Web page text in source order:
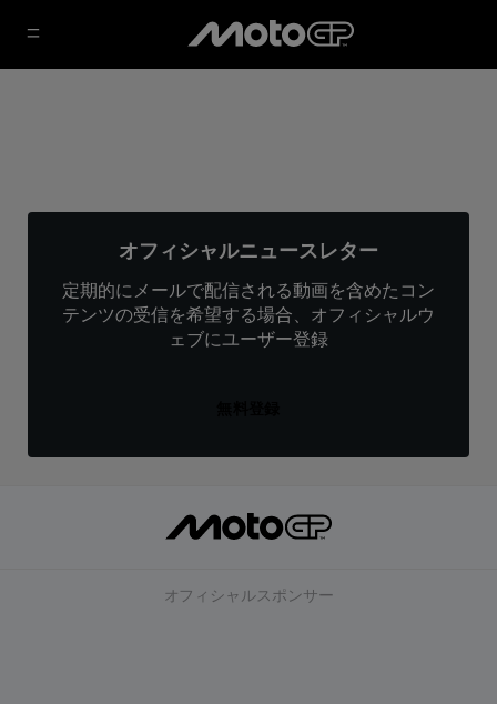
オフィシャルニュースレター
定期的にメールで配信される動画を含めたコン
テンツの受信を希望する場合、オフィシャルウ
ェブにユーザー登録
オフィシャルスポンサー